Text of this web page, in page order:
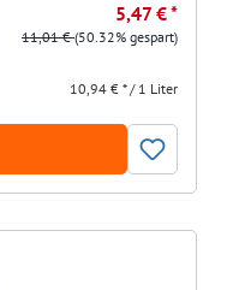
5,47 € *
11,01 €(50.32% gespart)
10,94 € * / 1 Liter